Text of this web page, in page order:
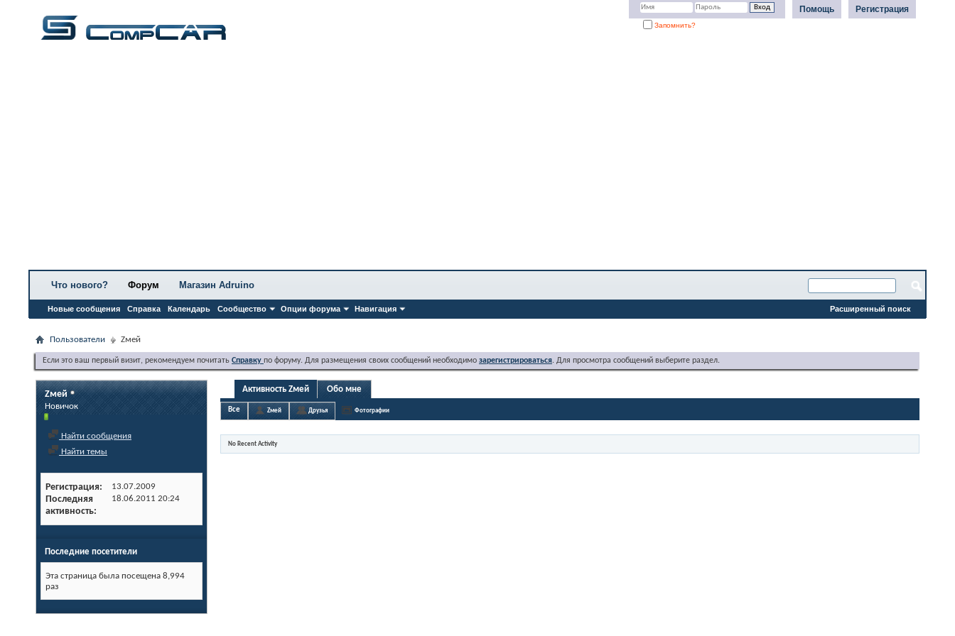
Регистрация
Помощь
Запомнить?
Что нового? Форум
Новые сообщения Справка Календарь Сообщество Опции форума Навигация
Магазин Adruino
Расширенный поиск
Пользователи Zмей
Если это ваш первый визит, рекомендуем почитать Справку по форуму. Для размещения своих сообщений необходимо зарегистрироваться. Для просмотра сообщений выберите раздел.
Zмей
Новичок
Найти сообщения
Найти темы
Регистрация 13.07.2009
Последняя
активность
18.06.2011 20:24
Последние посетители
Эта страница была посещена 8,994
раз
Активность Zмей Обо мне
Все Zмей Друзья Фотографии
No Recent Activity